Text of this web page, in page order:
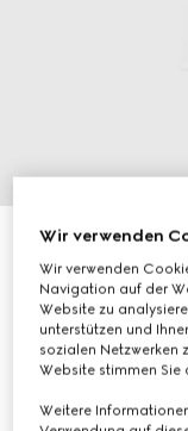
Baby-T-Shirt aus
CHF 240
Variantenweiß
Wir verwenden
Wir verwenden
Navigation auf der
Website zu
unterstützen und
sozialen Netzwerken
Website stimmen Sie
Weitere